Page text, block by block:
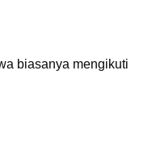
biasanya mengikuti